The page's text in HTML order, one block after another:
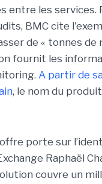
entre les
BMC cite
de « tonnes
fournit les
A partir de
, le nom du
porte sur
Raphaël
couvre un